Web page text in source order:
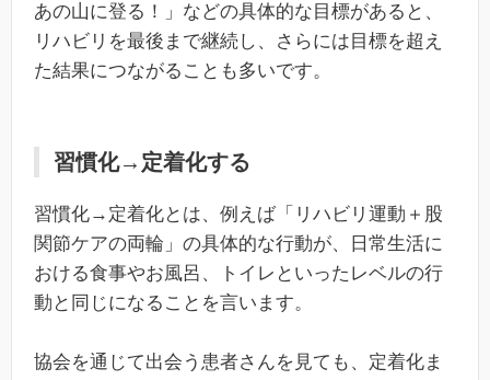
あの山に登る！」などの具体的な目標があると、
リハビリを最後まで継続し、さらには目標を超え
た結果につながることも多いです。
習慣化→定着化する
習慣化→定着化とは、例えば「リハビリ運動＋股
関節ケアの両輪」の具体的な行動が、日常生活に
おける食事やお風呂、トイレといったレベルの行
動と同じになることを言います。
協会を通じて出会う患者さんを見ても、定着化ま